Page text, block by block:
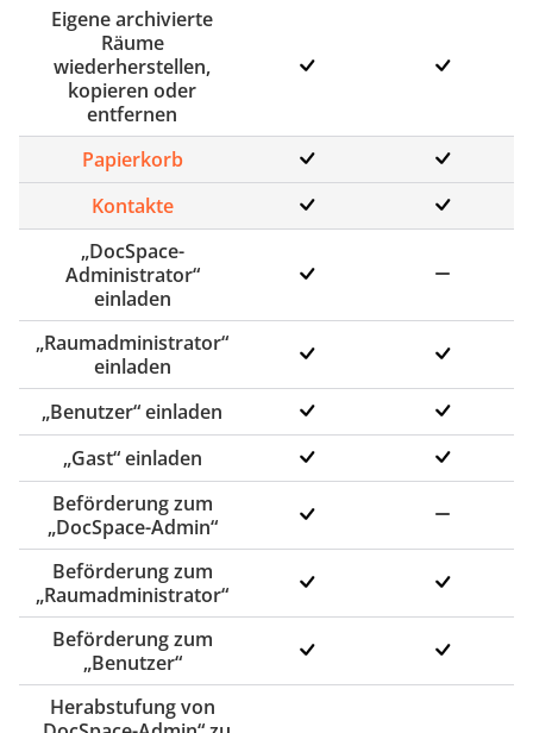
Eigene archivierte
Räume
wiederherstellen,
kopieren oder
entfernen
Papierkorb
Kontakte
„DocSpace-
Administrator“
einladen
„Raumadministrator“
einladen
„Benutzer“ einladen
„Gast“ einladen
Beförderung zum
„DocSpace-Admin“
Beförderung zum
„Raumadministrator“
Beförderung zum
„Benutzer“
Herabstufung von